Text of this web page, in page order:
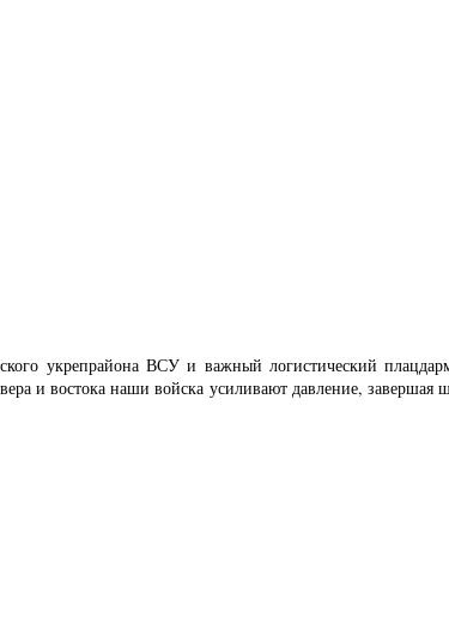
укрепрайона ВСУ и важный логистический
и востока наши войска усиливают давление,